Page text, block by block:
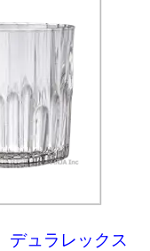
デュラレックス